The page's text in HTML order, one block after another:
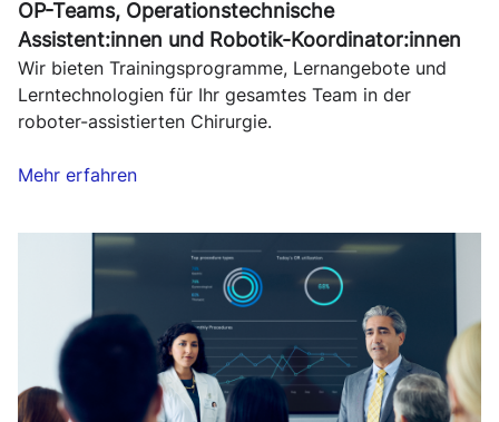
OP-Teams, Operationstechnische
Assistent:innen und Robotik-Koordinator:innen
Wir bieten Trainingsprogramme, Lernangebote und
Lerntechnologien für Ihr gesamtes Team in der
roboter-assistierten Chirurgie.
Mehr erfahren